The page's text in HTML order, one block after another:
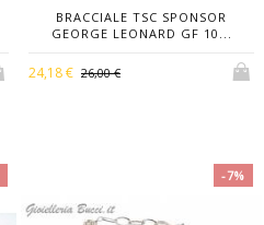
BRACCIALE TSC SPONSOR
GEORGE LEONARD GF 10...
24,18 € 26,00 €
-7%